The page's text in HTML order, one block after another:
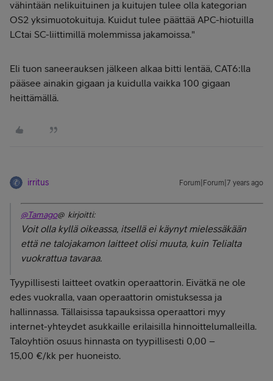
vähintään nelikuituinen ja kuitujen tulee olla kategorian
OS2 yksimuotokuituja. Kuidut tulee päättää APC-hiotuilla
LCtai SC-liittimillä molemmissa jakamoissa."
Eli tuon saneerauksen jälkeen alkaa bitti lentää, CAT6:lla
pääsee ainakin gigaan ja kuidulla vaikka 100 gigaan
heittämällä.
irritus Forum|Forum|7 years ago
@Tamago@ kirjoitti:
Voit olla kyllä oikeassa, itsellä ei käynyt mielessäkään
että ne talojakamon laitteet olisi muuta, kuin Telialta
vuokrattua tavaraa.
Tyypillisesti laitteet ovatkin operaattorin. Eivätkä ne ole
edes vuokralla, vaan operaattorin omistuksessa ja
hallinnassa. Tällaisissa tapauksissa operaattori myy
internet-yhteydet asukkaille erilaisilla hinnoittelumalleilla.
Taloyhtiön osuus hinnasta on tyypillisesti 0,00 –
15,00 €/kk per huoneisto.